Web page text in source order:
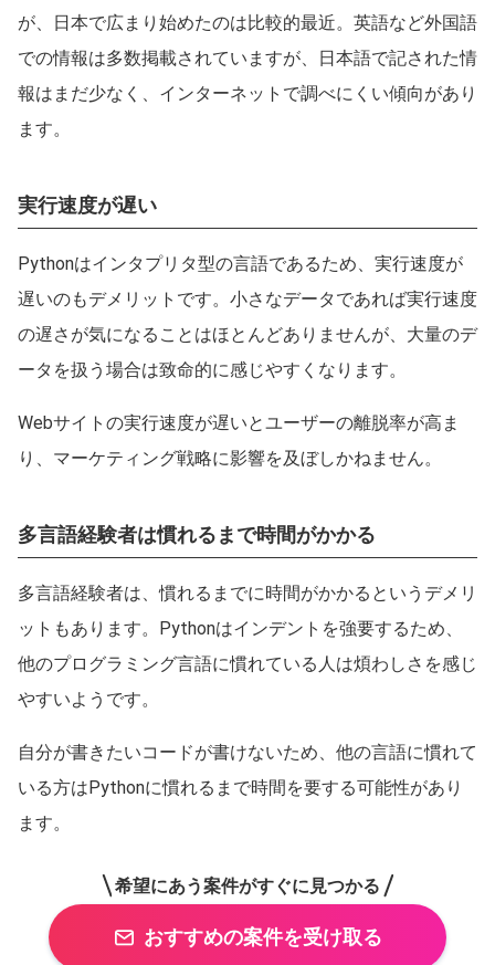
が、日本で広まり始めたのは比較的最近。英語など外国語
での情報は多数掲載されていますが、日本語で記された情
報はまだ少なく、インターネットで調べにくい傾向があり
ます。
実行速度が遅い
Pythonはインタプリタ型の言語であるため、実行速度が
遅いのもデメリットです。小さなデータであれば実行速度
の遅さが気になることはほとんどありませんが、大量のデ
ータを扱う場合は致命的に感じやすくなります。
Webサイトの実行速度が遅いとユーザーの離脱率が高ま
り、マーケティング戦略に影響を及ぼしかねません。
多言語経験者は慣れるまで時間がかかる
多言語経験者は、慣れるまでに時間がかかるというデメリ
ットもあります。Pythonはインデントを強要するため、
他のプログラミング言語に慣れている人は煩わしさを感じ
やすいようです。
自分が書きたいコードが書けないため、他の言語に慣れて
いる方はPythonに慣れるまで時間を要する可能性があり
ます。
希望にあう案件がすぐに見つかる
おすすめの案件を受け取る